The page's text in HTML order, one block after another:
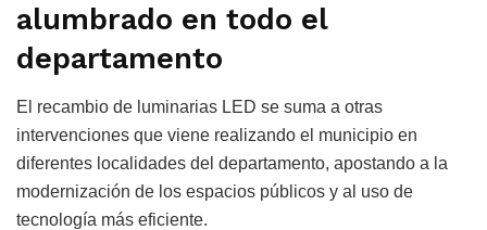
alumbrado en todo el
departamento
El recambio de luminarias LED se suma a otras
intervenciones que viene realizando el municipio en
diferentes localidades del departamento, apostando a la
modernización de los espacios públicos y al uso de
tecnología más eficiente.